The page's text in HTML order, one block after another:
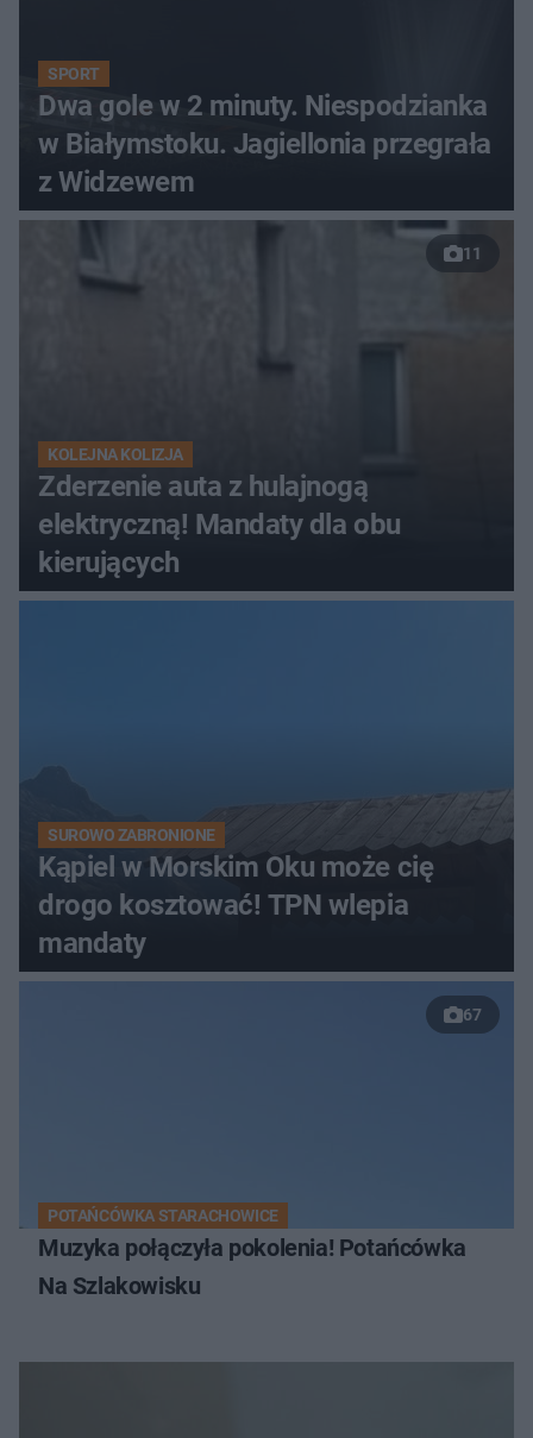
SPORT
Dwa gole w 2 minuty. Niespodzianka
w Białymstoku. Jagiellonia przegrała
z Widzewem
11
KOLEJNA KOLIZJA
Zderzenie auta z hulajnogą
elektryczną! Mandaty dla obu
kierujących
SUROWO ZABRONIONE
Kąpiel w Morskim Oku może cię
drogo kosztować! TPN wlepia
mandaty
67
POTAŃCÓWKA STARACHOWICE
Muzyka połączyła pokolenia! Potańcówka
Na Szlakowisku